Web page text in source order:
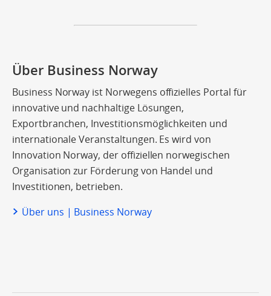
Über Business Norway
Business Norway ist Norwegens offizielles Portal für
innovative und nachhaltige Lösungen,
Exportbranchen, Investitionsmöglichkeiten und
internationale Veranstaltungen. Es wird von
Innovation Norway, der offiziellen norwegischen
Organisation zur Förderung von Handel und
Investitionen, betrieben.
Über uns | Business Norway